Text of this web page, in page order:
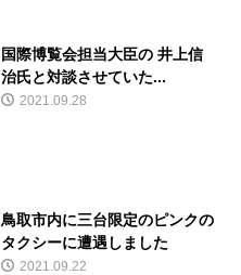
国際博覧会担当大臣の 井上信
治氏と対談させていた...
2021.09.28
鳥取市内に三台限定のピンクの
タクシーに遭遇しました
2021.09.22